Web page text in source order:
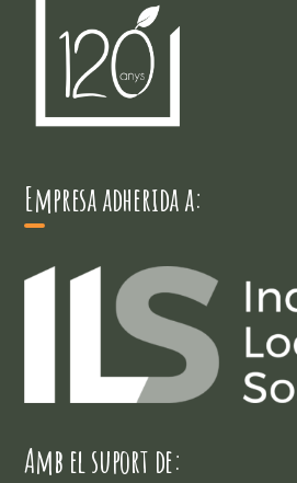
Empresa adherida a:
Amb el suport de: